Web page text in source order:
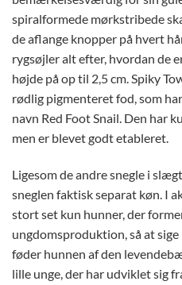
spiralformede mørkstribede
de aflange knopper på hvert
rygsøjler alt efter, hvordan de
højde på op til 2,5 cm. Spiky
rødlig pigmenteret fod, som
navn Red Foot Snail. Den har
men er blevet godt etableret.
Ligesom de andre snegle i
sneglen faktisk separat køn. I
stort set kun hunner, der
ungdomsproduktion, så at
føder hunnen af ​​den
lille unge, der har udviklet sig